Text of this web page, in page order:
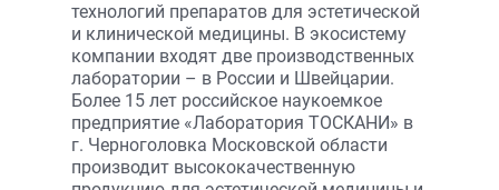
технологий препаратов для эстетической
и клинической медицины. В экосистему
компании входят две производственных
лаборатории – в России и Швейцарии.
Более 15 лет российское наукоемкое
предприятие «Лаборатория ТОСКАНИ» в
г. Черноголовка Московской области
производит высококачественную